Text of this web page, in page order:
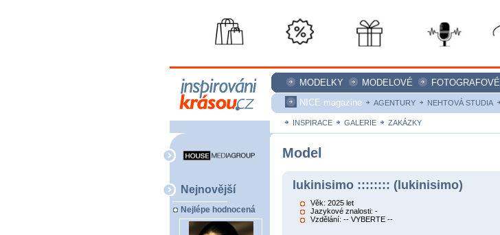
MODELKY MODELOVÉ FOTOGRAFOVÉ
NICE magazine
AGENTURY NEHTOVÁ STUDIA
INSPIRACE GALERIE ZAKÁZKY
Nejnovější
Nejlépe hodnocená
Model
lukinisimo :::::::: (lukinisimo)
Věk: 2025 let
Jazykové znalosti: -
Vzdělání: -- VYBERTE --